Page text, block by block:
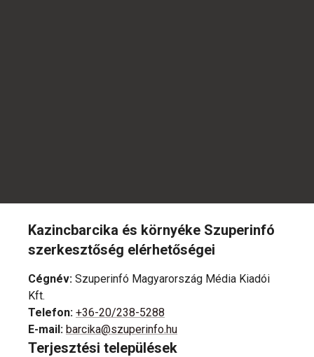
Kazincbarcika és környéke Szuperinfó
szerkesztőség elérhetőségei
Cégnév: Szuperinfó Magyarország Média Kiadói
Kft.
Telefon: +36-20/238-5288
E-mail: barcika@szuperinfo.hu
Terjesztési települések